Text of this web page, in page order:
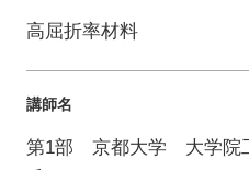
高屈折率材料
講師名
第1部 京都大学 大学